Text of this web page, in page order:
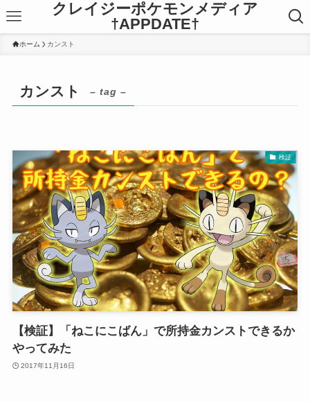
クレイジーポケモンメディア
†APPDATE†
ホーム カンスト
カンスト – tag –
検証
【検証】「ねこにこばん」で所持金カンストできるか
やってみた
2017年11月16日